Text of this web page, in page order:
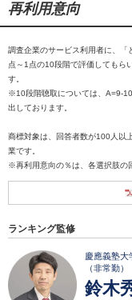
再利用意向
調査企業のサービス利用者に、
点～1点の10段階で評価してもら
す。
※10段階聴取については、A=9-
出しております。
商標対象は、回答者数が100人以
業です。
※再利用意向の％は、各選択肢の
ランキング監修
慶應義塾大
（非常勤）
鈴木